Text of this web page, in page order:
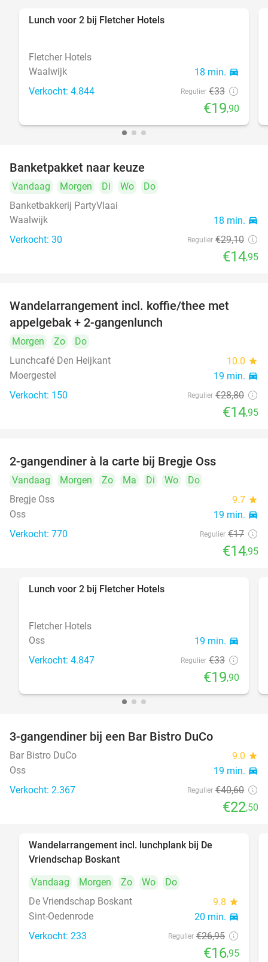
Lunch voor 2 bij Fletcher Hotels
Fletcher Hotels
Waalwijk
18 min. directions_car
Verkocht: 4.844 Regulier €33
€19,90
Banketpakket naar keuze
Vandaag Morgen Di Wo
Do
Banketbakkerij PartyVlaai
Waalwijk
18 min. directions_car
Verkocht: 30 Regulier €29,10
€14,95
Wandelarrangement incl. koffie/thee met
appelgebak + 2-gangenlunch
Morgen Zo
Do
Lunchcafé Den Heijkant
10.0 star
Moergestel 19 min. directions_car
Verkocht: 150 Regulier €28,80
€14,95
2-gangendiner à la carte bij Bregje Oss
Vandaag Morgen Zo Ma Di Wo
Do
Bregje Oss
9.7 star
Oss 19 min. directions_car
Verkocht: 770 Regulier €17
€14,95
Lunch voor 2 bij Fletcher Hotels
Fletcher Hotels
Oss
19 min. directions_car
Verkocht: 4.847 Regulier €33
€19,90
3-gangendiner bij een Bar Bistro DuCo
Bar Bistro DuCo 9.0 star
Oss 19 min. directions_car
Verkocht: 2.367 Regulier €40,60
€22,50
Wandelarrangement incl. lunchplank bij De
Vriendschap Boskant
Vandaag
Morgen Zo Wo
Do
De Vriendschap Boskant
9.8 star
Sint-Oedenrode 20 min. directions_car
Verkocht: 233 Regulier €26,95
€16,95